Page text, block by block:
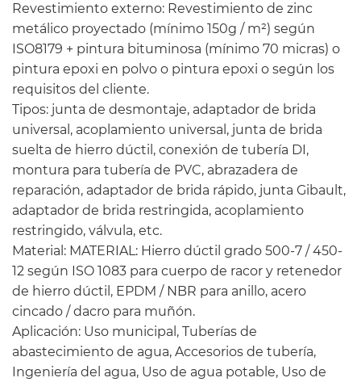
Revestimiento externo: Revestimiento de zinc
metálico proyectado (mínimo 150g / m²) según
ISO8179 + pintura bituminosa (mínimo 70 micras) o
pintura epoxi en polvo o pintura epoxi o según los
requisitos del cliente.
Tipos: junta de desmontaje, adaptador de brida
universal, acoplamiento universal, junta de brida
suelta de hierro dúctil, conexión de tubería DI,
montura para tubería de PVC, abrazadera de
reparación, adaptador de brida rápido, junta Gibault,
adaptador de brida restringida, acoplamiento
restringido, válvula, etc.
Material: MATERIAL: Hierro dúctil grado 500-7 / 450-
12 según ISO 1083 para cuerpo de racor y retenedor
de hierro dúctil, EPDM / NBR para anillo, acero
cincado / dacro para muñón.
Aplicación: Uso municipal, Tuberías de
abastecimiento de agua, Accesorios de tubería,
Ingeniería del agua, Uso de agua potable, Uso de